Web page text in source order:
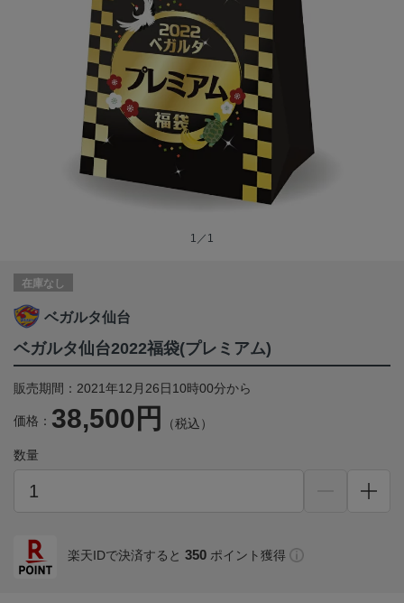
1／1
在庫なし
ベガルタ仙台
ベガルタ仙台2022福袋(プレミアム)
販売期間：2021年12月26日10時00分から
価格： 38,500円 （税込）
数量
楽天IDで決済すると 350 ポイント獲得